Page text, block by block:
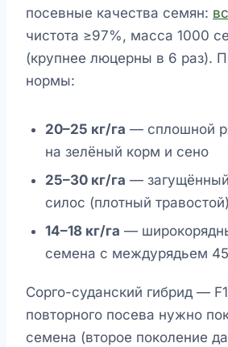
посевные качества семян:
чистота ≥97%, масса 1000
(крупнее люцерны в 6 раз).
нормы:
20–25 кг/га — сплошной
на зелёный корм и сено
25–30 кг/га —
силос (плотный травостой)
14–18 кг/га —
семена с междурядьем
Сорго-суданский гибрид —
повторного посева нужно
семена (второе поколение